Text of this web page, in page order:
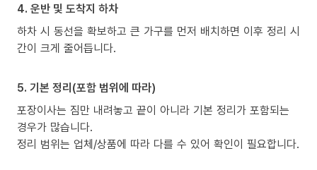
4. 운반 및 도착지 하차
하차 시 동선을 확보하고 큰 가구를 먼저 배치하면 이후 정리 시
간이 크게 줄어듭니다.
5. 기본 정리(포함 범위에 따라)
포장이사는 짐만 내려놓고 끝이 아니라 기본 정리가 포함되는
경우가 많습니다.
정리 범위는 업체/상품에 따라 다를 수 있어 확인이 필요합니다.